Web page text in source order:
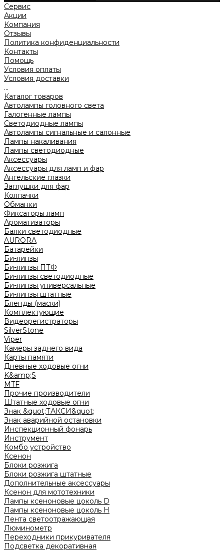
Сервис
Акции
Компания
Отзывы
Политика конфиденциальности
Контакты
Помощь
Условия оплаты
Условия доставки
...
Каталог товаров
Автолампы головного света
Галогенные лампы
Светодиодные лампы
Автолампы сигнальные и салонные
Лампы накаливания
Лампы светодиодные
Аксессуары
Аксессуары для ламп и фар
Ангельские глазки
Заглушки для фар
Колпачки
Обманки
Фиксаторы ламп
Ароматизаторы
Балки светодиодные
AURORA
Батарейки
Би-линзы
Би-линзы ПТФ
Би-линзы светодиодные
Би-линзы универсальные
Би-линзы штатные
Бленды (маски)
Комплектующие
Видеорегистраторы
SilverStone
Viper
Камеры заднего вида
Карты памяти
Дневные ходовые огни
K&amp;S
MTF
Прочие производители
Штатные ходовые огни
Знак &quot;ТАКСИ&quot;
Знак аварийной остановки
Инспекционный фонарь
Инструмент
Комбо устройство
Ксенон
Блоки розжига
Блоки розжига штатные
Дополнительные аксессуары
Ксенон для мототехники
Лампы ксеноновые цоколь D
Лампы ксеноновые цоколь H
Лента светоотражающая
Люминометр
Переходники прикуривателя
Подсветка декоративная